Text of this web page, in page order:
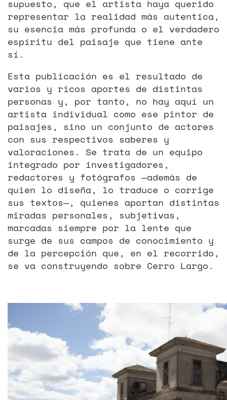
supuesto, que el artista haya querido
representar la realidad más autentica,
su esencia más profunda o el verdadero
espíritu del paisaje que tiene ante
sí.
Esta publicación es el resultado de
varios y ricos aportes de distintas
personas y, por tanto, no hay aquí un
artista individual como ese pintor de
paisajes, sino un conjunto de actores
con sus respectivos saberes y
valoraciones. Se trata de un equipo
integrado por investigadores,
redactores y fotógrafos —además de
quien lo diseña, lo traduce o corrige
sus textos—, quienes aportan distintas
miradas personales, subjetivas,
marcadas siempre por la lente que
surge de sus campos de conocimiento y
de la percepción que, en el recorrido,
se va construyendo sobre Cerro Largo.